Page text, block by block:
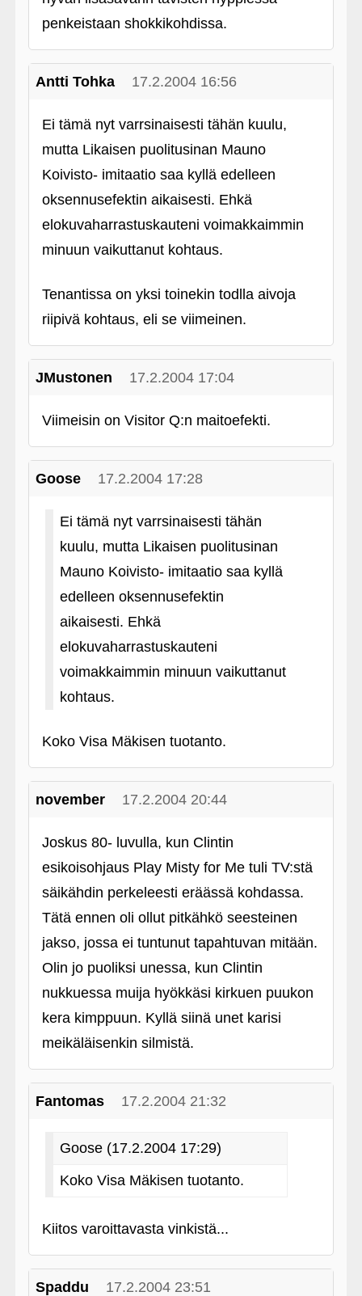
penkeistaan shokkikohdissa.
Antti Tohka 17.2.2004 16:56
Ei tämä nyt varrsinaisesti tähän kuulu,
mutta Likaisen puolitusinan Mauno
Koivisto- imitaatio saa kyllä edelleen
oksennusefektin aikaisesti. Ehkä
elokuvaharrastuskauteni voimakkaimmin
minuun vaikuttanut kohtaus.
Tenantissa on yksi toinekin todlla aivoja
riipivä kohtaus, eli se viimeinen.
JMustonen 17.2.2004 17:04
Viimeisin on Visitor Q:n maitoefekti.
Goose 17.2.2004 17:28
Ei tämä nyt varrsinaisesti tähän
kuulu, mutta Likaisen puolitusinan
Mauno Koivisto- imitaatio saa kyllä
edelleen oksennusefektin
aikaisesti. Ehkä
elokuvaharrastuskauteni
voimakkaimmin minuun vaikuttanut
kohtaus.
Koko Visa Mäkisen tuotanto.
november 17.2.2004 20:44
Joskus 80- luvulla, kun Clintin
esikoisohjaus Play Misty for Me tuli TV:stä
säikähdin perkeleesti eräässä kohdassa.
Tätä ennen oli ollut pitkähkö seesteinen
jakso, jossa ei tuntunut tapahtuvan mitään.
Olin jo puoliksi unessa, kun Clintin
nukkuessa muija hyökkäsi kirkuen puukon
kera kimppuun. Kyllä siinä unet karisi
meikäläisenkin silmistä.
Fantomas 17.2.2004 21:32
Goose (17.2.2004 17:29)
Koko Visa Mäkisen tuotanto.
Kiitos varoittavasta vinkistä...
Spaddu 17.2.2004 23:51